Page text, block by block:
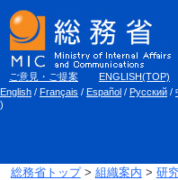
ご意見・ご提案 ENGLISH(TOP)
English / Français / Español / Русский /
)
総務省トップ> 組織案内 > 研